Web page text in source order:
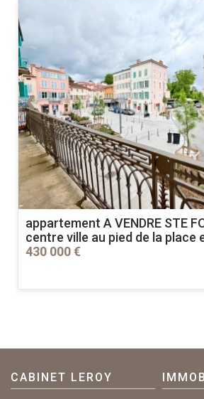
appartement A VENDRE STE
centre ville au pied de la place
430 000 €
CABINET LEROY